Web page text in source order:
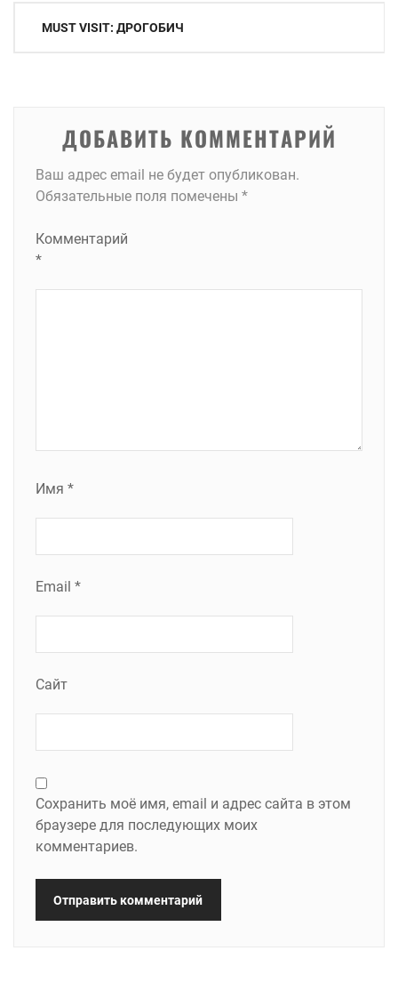
Навигация
MUST VISIT: ДРОГОБИЧ
ДОБАВИТЬ КОММЕНТАРИЙ
Ваш адрес email не будет опубликован.
Обязательные поля помечены *
Комментарий
*
Имя *
Email *
Сайт
Сохранить моё имя, email и адрес сайта в этом
браузере для последующих моих
комментариев.